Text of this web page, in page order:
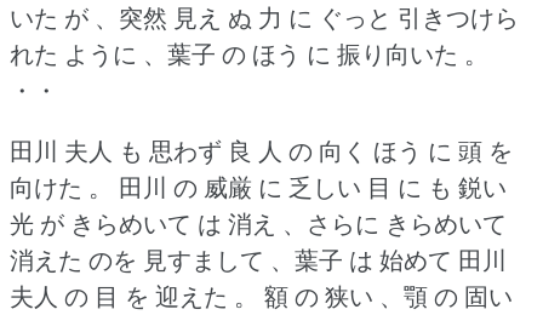
いた が 、突然 見え ぬ 力 に ぐっと 引きつけら
れた ように 、葉子 の ほう に 振り向いた 。
・・
田川 夫人 も 思わず 良 人 の 向く ほう に 頭 を
向けた 。
田川 の 威厳 に 乏しい 目 に も 鋭い
光 が きらめいて は 消え 、さらに きらめいて
消えた のを 見すまして 、葉子 は 始めて 田川
夫人 の 目 を 迎えた 。
額 の 狭い 、顎 の 固い